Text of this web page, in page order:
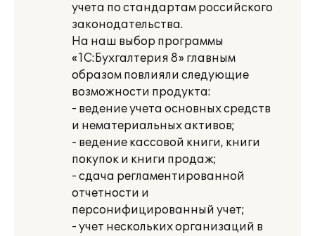
учета по стандартам российского
законодательства.
На наш выбор программы
«1С:Бухгалтерия 8» главным
образом повлияли следующие
возможности продукта:
- ведение учета основных средств
и нематериальных активов;
- ведение кассовой книги, книги
покупок и книги продаж;
- сдача регламентированной
отчетности и
персонифицированный учет;
- учет нескольких организаций в